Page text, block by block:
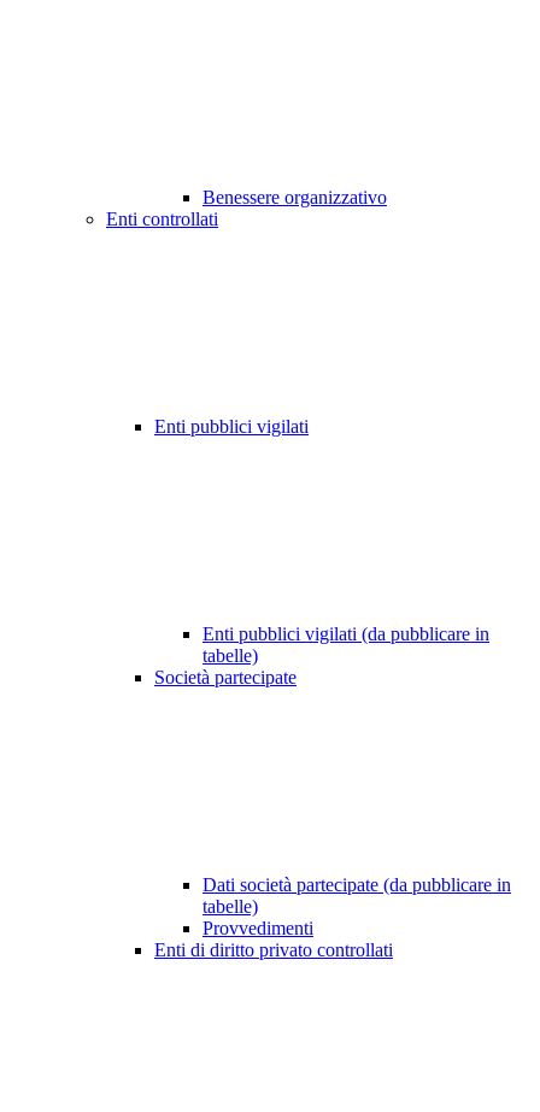
Benessere organizzativo
Enti controllati
Enti pubblici vigilati
Enti pubblici vigilati (da pubblicare in
tabelle)
Società partecipate
Dati società partecipate (da pubblicare in
tabelle)
Provvedimenti
Enti di diritto privato controllati